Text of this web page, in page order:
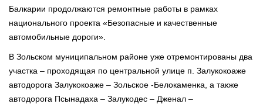
Балкарии продолжаются ремонтные работы в рамках
национального проекта «Безопасные и качественные
автомобильные дороги».
В Зольском муниципальном районе уже отремонтированы два
участка – проходящая по центральной улице п. Залукокоаже
автодорога Залукокоаже – Зольское -Белокаменка, а также
автодорога Псынадаха – Залукодес – Дженал –